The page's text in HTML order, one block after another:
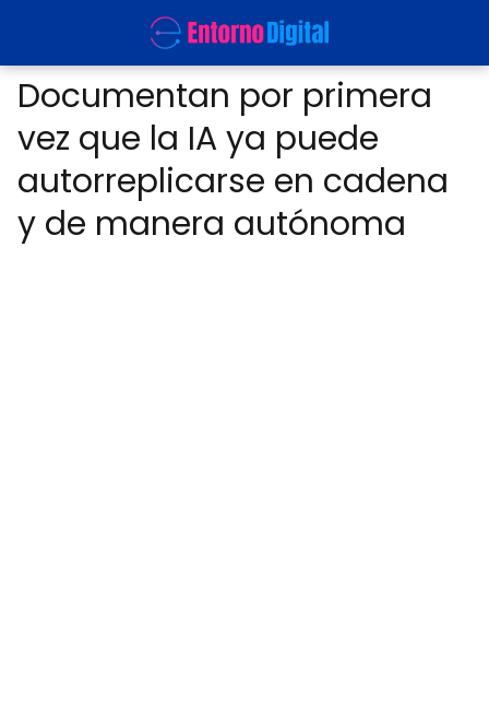
Documentan por primera
vez que la IA ya puede
autorreplicarse en cadena
y de manera autónoma